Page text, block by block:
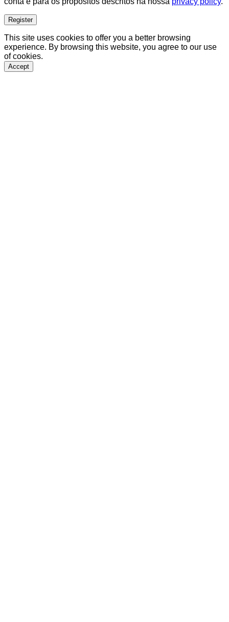
Register
This site uses cookies to offer you a better browsing
experience. By browsing this website, you agree to our use
of cookies.
Accept